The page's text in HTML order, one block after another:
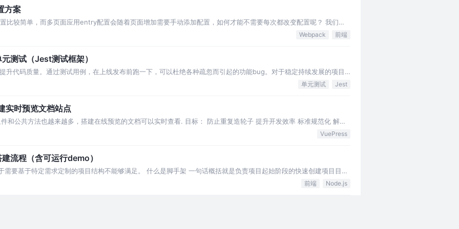
方案
较简单，而多页面应用entry配置会随着页面增加需要手动添加配置，如何才能不需要每次都改变配置呢？ 我们先
Webpack 前端
测试（Jest测试框架）
升代码质量。通过测试用例，在上线发布前跑一下，可以杜绝各种疏忽而引起的功能bug。对于稳定持续发展的项目
单元测试 Jest
实时预览文档站点
和公共方法也越来越多，搭建在线预览的文档可以实时查看. 目标： 防止重复造轮子 提升开发效率 标准规范化 解决
VuePress
流程（含可运行demo）
要基于特定需求定制的项目结构不能够满足。 什么是脚手架 一句话概括就是负责项目起始阶段的快速创建项目目录
前端 Node.js